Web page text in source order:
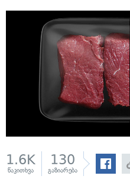
1.6K
წაკითხვა
130
გაზიარება